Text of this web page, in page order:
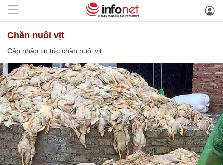
chăn nuôi vịt
Cập nhập tin tức chăn nuôi vịt